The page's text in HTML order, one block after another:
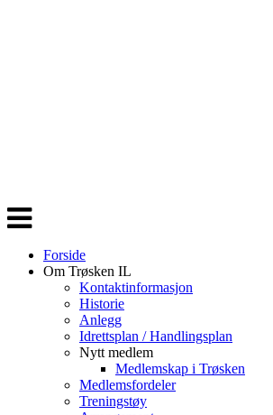
Veksle
navigasjon
Forside
Om Trøsken IL
Kontaktinformasjon
Historie
Anlegg
Idrettsplan / Handlingsplan
Nytt medlem
Medlemskap i Trøsken
Medlemsfordeler
Treningstøy